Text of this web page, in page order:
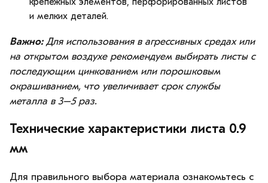
и мелких деталей.
Важно:Для использования в агрессивных средах или
на открытом воздухе рекомендуем выбирать листы с
последующим цинкованием или порошковым
окрашиванием, что увеличивает срок службы
металла в 3–5 раз.
Технические характеристики листа 0.9
мм
Для правильного выбора материала ознакомьтесь с